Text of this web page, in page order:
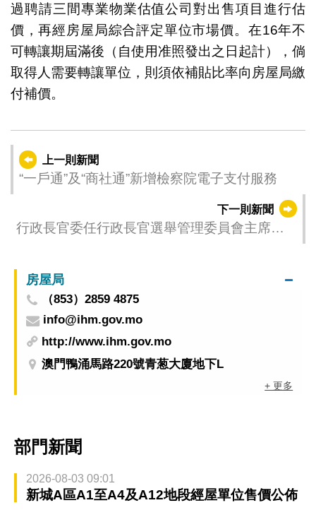
過聘請三間專業物業估值公司對出售項目進行估
價，再經房屋局綜合評定單位市場價。在16年不
可轉讓期屆滿後（自使用准照發出之日起計），倘
取得人需要轉讓單位，則須依補貼比率向房屋局繳
付補價。
上一則新聞
“一戶通”及“商社通”新增檢察院電子支付服務
下一則新聞
行政長官委任行政長官選舉管理委員會主席及
房屋局
（853）2859 4875
info@ihm.gov.mo
http://www.ihm.gov.mo
澳門鴨涌馬路220號青葱大廈地下L
+ 更多
部門新聞
2026-08-03 09:01
新城A區A1至A4及A12地段經屋單位售價公佈